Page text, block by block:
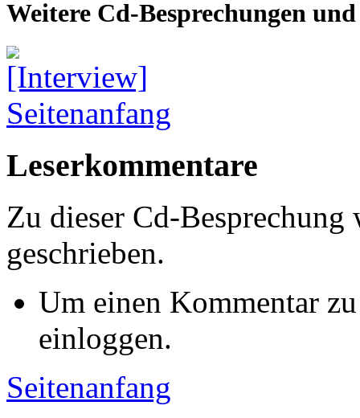
Weitere Cd-Besprechungen
Seitenanfang
Leserkommentare
Zu dieser Cd-
geschrieben.
Um einen Kommentar
einloggen.
Seitenanfang